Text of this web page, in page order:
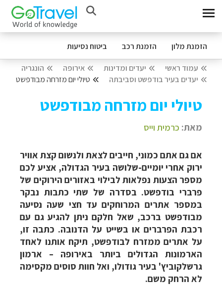
הזמנת מלון הזמנת רכב ביטוח נסיעות
עמוד ראשי יעדים ומדינות אירופה
הונגריה
יעדים בעיר בודפשט וסביבתה
טיולי יום מזרחה מבודפשט
טיולי יום מזרחה מבודפשט
מאת: כרמית וייס
אם גם אתם כמוני, חייבים לצאת ולנשום קצת אוויר
ירוק אחרי יומיים-שלושה בעיר הגדולה, אציע לכם
מספר הצעות נפלאות לבילוי באזורים הירוקים של
פרברי בודפשט. בסדרה של שתי כתבות נבקר
במספר אתרים המרוחקים עד חצי שעה נסיעה
מבודפשט ברכב, שאל חלקם ניתן להגיע גם עם
רכבת הפרברים או בשייט על הדנובה. כתבה זו,
על אתרים ממזרח לבודפשט, תיקח אותנו לאחד
הארמונות הגדולים ביותר באירופה – ארמון
גרשלקוביץ' בעיר גודולו, ואל חוות סוסים מקסימה
לא הרחק משם.